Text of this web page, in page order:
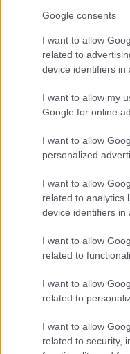
Google consents
I want to allow
related to
device identifiers in
I want to allow my
Google for online
I want to allow
personalized
I want to allow
related to analytics
device identifiers in
I want to allow
related to
I want to allow
related to
I want to allow
related to security,
Chromium blogon
2016 végétől az
már csak a Chrome
elérhetőek a
pedig már a régi
számára. A végső
három említett
Chrome offline appok